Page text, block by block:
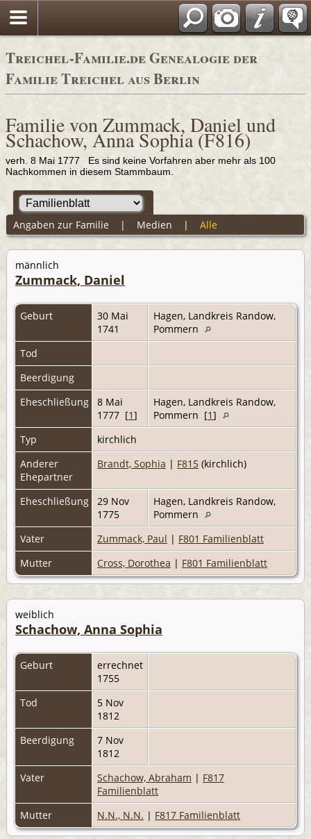
Adressbücher
Treichel-Familie.de Genealogie der
Familie Treichel aus Berlin
Familie von Zummack, Daniel und
Schachow, Anna Sophia (F816)
verh. 8 Mai 1777 Es sind keine Vorfahren aber mehr als 100
Nachkommen in diesem Stammbaum.
Angaben zur Familie | Medien | Alle
männlich
Zummack, Daniel
Geburt
30 Mai
1741
Hagen, Landkreis Randow,
Pommern
Tod
Beerdigung
Eheschließung
8 Mai
1777 [1]
Hagen, Landkreis Randow,
Pommern [1]
Typ
kirchlich
Anderer
Ehepartner
Brandt, Sophia | F815 (kirchlich)
Eheschließung
29 Nov
1775
Hagen, Landkreis Randow,
Pommern
Vater
Zummack, Paul | F801 Familienblatt
Mutter
Cross, Dorothea | F801 Familienblatt
weiblich
Schachow, Anna Sophia
Geburt
errechnet
1755
Tod
5 Nov
1812
Beerdigung
7 Nov
1812
Vater
Schachow, Abraham | F817
Familienblatt
Mutter
N.N., N.N. | F817 Familienblatt